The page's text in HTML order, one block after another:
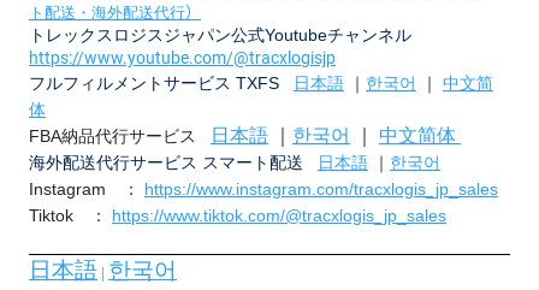
ト配送 ・ 海外配送代行）
トレックスロジスジャパン公式Youtubeチャンネル
https://www.youtube.com/@tracxlogisjp
フルフィルメントサービス TXFS
日本語 ｜ 한국어 ｜ 中文简
体
FBA納品代行サービス
日本語 한국어 中文简体
海外配送代行サービス スマート配送 日本語 ｜ 한국어
Instagram ： https://www.instagram.com/tracxlogis_jp_sales
Tiktok ： https://www.tiktok.com/@tracxlogis_jp_sales
日本語 | 한국어